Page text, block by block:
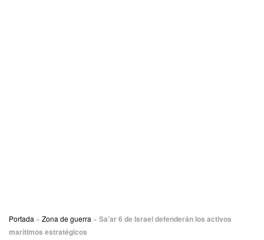
Portada » Zona de guerra » Sa’ar 6 de Israel defenderán los activos
marítimos estratégicos